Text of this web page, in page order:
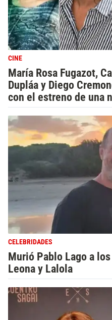
CINE
María Rosa Fugazot,
Dupláa y Diego
con el estreno de una
CELEBRIDADES
Murió Pablo Lago a
Leona y Lalola